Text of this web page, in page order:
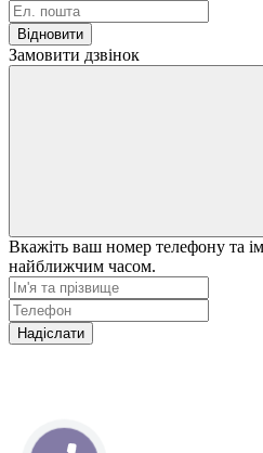
Відновити
Замовити дзвінок
Вкажіть ваш номер телефону та
найближчим часом.
Надіслати